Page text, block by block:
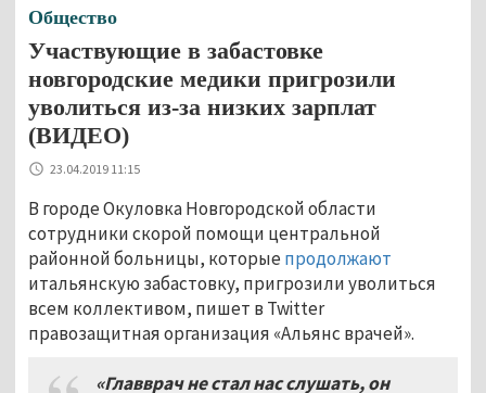
Общество
Участвующие в забастовке
новгородские медики пригрозили
уволиться из-за низких зарплат
(ВИДЕО)
23.04.2019 11:15
В городе Окуловка Новгородской области
сотрудники скорой помощи центральной
районной больницы, которые продолжают
итальянскую забастовку, пригрозили уволиться
всем коллективом, пишет в Twitter
правозащитная организация «Альянс врачей».
«Главврач не стал нас слушать, он